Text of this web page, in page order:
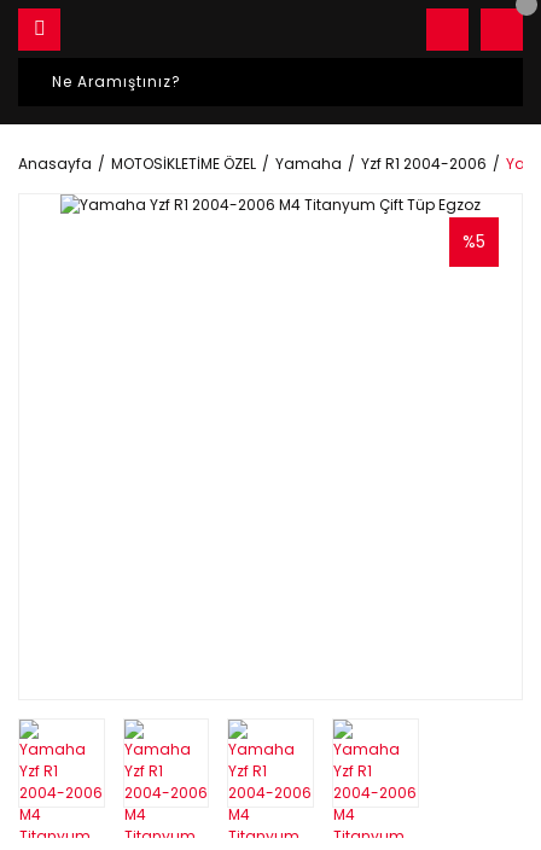
Anasayfa MOTOSİKLETİME ÖZEL Yamaha Yzf R1 2004-2006
%5